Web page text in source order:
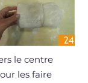
le centre
les faire